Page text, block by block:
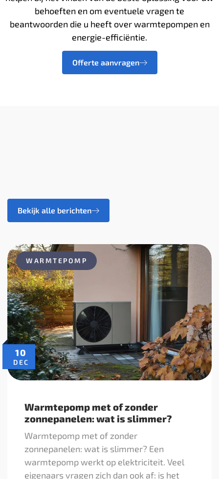
behoeften en om eventuele vragen te
beantwoorden die u heeft over warmtepompen en
energie-efficiëntie.
Offerte aanvragen
Bekijk alle berichten
10
DEC
WARMTEPOMP
Warmtepomp met of zonder
zonnepanelen: wat is slimmer?
Warmtepomp met of zonder
zonnepanelen: wat is slimmer? Een
warmtepomp werkt op elektriciteit. Veel
eigenaars vragen zich dan ook af: is het